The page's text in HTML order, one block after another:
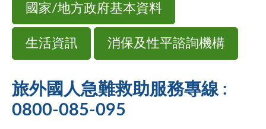
國家/地方政府基本資料
生活資訊 消保及性平諮詢機構
旅外國人急難救助服務專線 :
0800-085-095